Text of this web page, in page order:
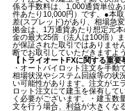
係る手数料は、1,000通貨単位
件あたり10,000円）です。●本
差(スプレッド)があり、相場急
拠金は、1万通貨あたり想定元
金の最大25倍（法人は100倍）
が保証された取引ではありませ
断でお取引していただきますよ
【トライオートFXに関する重要
・オートパイロット注文を手動
相場状況やシステム回線等の状
い可能性があります。注文がエ
ロット注文にて建玉を保有して
く必要がございます。・建玉数
文を行う場合、利益が大きくな